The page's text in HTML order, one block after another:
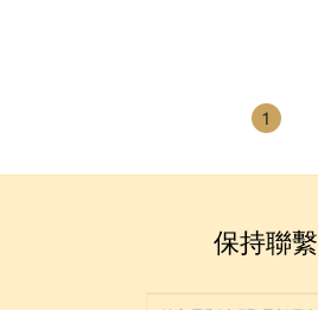
1
保持聯繫